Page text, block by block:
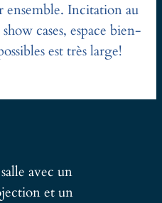
ensemble. Incitation au
cases, espace bien-
est très large!
avec un
et un